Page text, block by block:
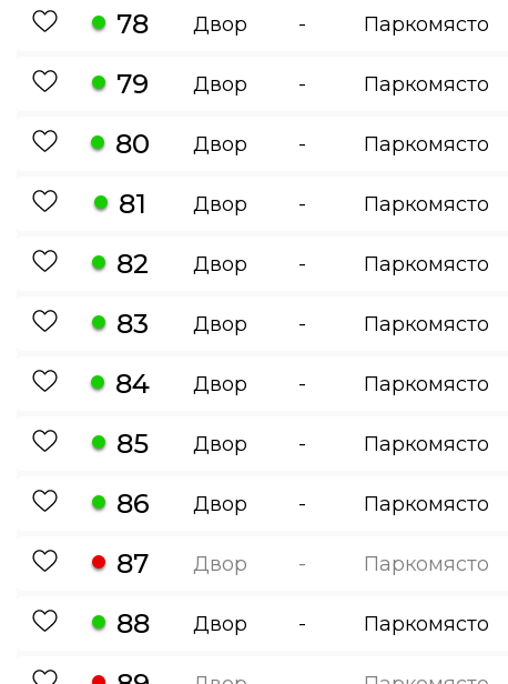
78 Двор - Паркомясто
79 Двор - Паркомясто
80 Двор - Паркомясто
81 Двор - Паркомясто
82 Двор - Паркомясто
83 Двор - Паркомясто
84 Двор - Паркомясто
85 Двор - Паркомясто
86 Двор - Паркомясто
87 Двор - Паркомясто
88 Двор - Паркомясто